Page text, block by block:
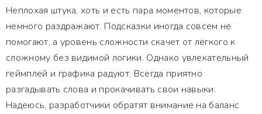
Неплохая штука, хоть и есть пара моментов, которые
немного раздражают. Подсказки иногда совсем не
помогают, а уровень сложности скачет от лёгкого к
сложному без видимой логики. Однако увлекательный
геймплей и графика радуют. Всегда приятно
разгадывать слова и прокачивать свои навыки.
Надеюсь, разработчики обратят внимание на баланс